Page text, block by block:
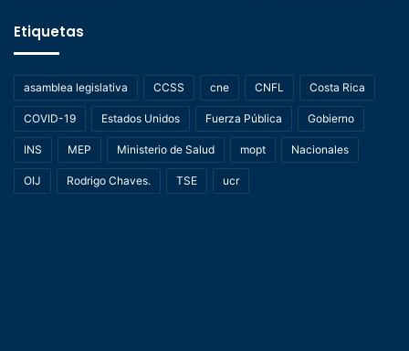
Etiquetas
asamblea legislativa CCSS cne CNFL Costa Rica
COVID-19 Estados Unidos Fuerza Pública Gobierno
INS MEP Ministerio de Salud mopt Nacionales
OIJ Rodrigo Chaves. TSE ucr